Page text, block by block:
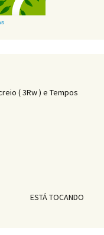
( 3Rw ) e Tempos
ESTÁ TOCANDO